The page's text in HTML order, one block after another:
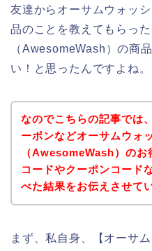
友達からオーサムウォッ
品のことを教えてもらっ
（AwesomeWash）の商
い！と思ったんですよね。
なのでこちらの記事では
ーポンなどオーサムウォ
（AwesomeWash）のお
コードやクーポンコード
べた結果をお伝えさせて
まず、私自身、【オーサム